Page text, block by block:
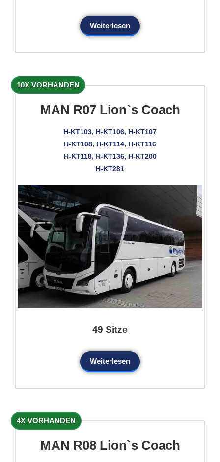
Weiterlesen
10X VORHANDEN
MAN R07 Lion`s Coach
H-KT103, H-KT106, H-KT107
H-KT108, H-KT114, H-KT116
H-KT118, H-KT136, H-KT200
H-KT281
49 Sitze
Weiterlesen
4X VORHANDEN
MAN R08 Lion`s Coach